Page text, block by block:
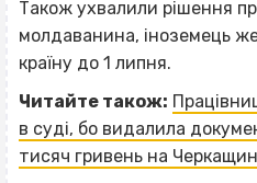
Також ухвалили рішення
молдаванина, іноземець
країну до 1 липня.
Читайте також:
в суді, бо видалила
тисяч гривень на